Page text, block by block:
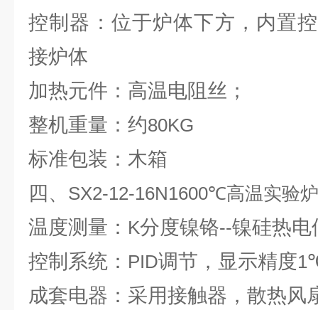
控制器：位于炉体下方，内置
接炉体
加热元件：高温电阻丝；
整机重量：约80KG
标准包装：木箱
四、 SX2-12-16N1600℃高温实验炉
温度测量： K分度镍铬--镍硅热电
控制系统： PID调节，显示精度1
成套电器：采用接触器，散热风